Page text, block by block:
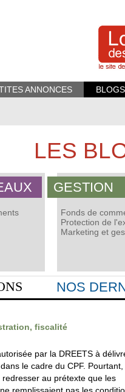
ANNONCES
LES
GESTION
Fonds de
Protection de
Marketing et
NOS
fiscalité
par la DREETS à
le cadre du CPF. Pourtant,
redresser au prétexte que les